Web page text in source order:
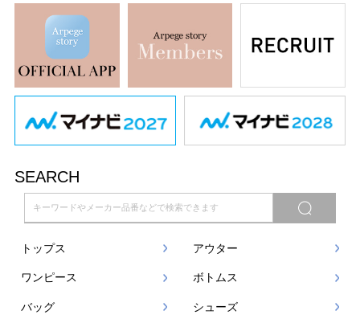
SEARCH
トップス アウター
ワンピース ボトムス
バッグ シューズ